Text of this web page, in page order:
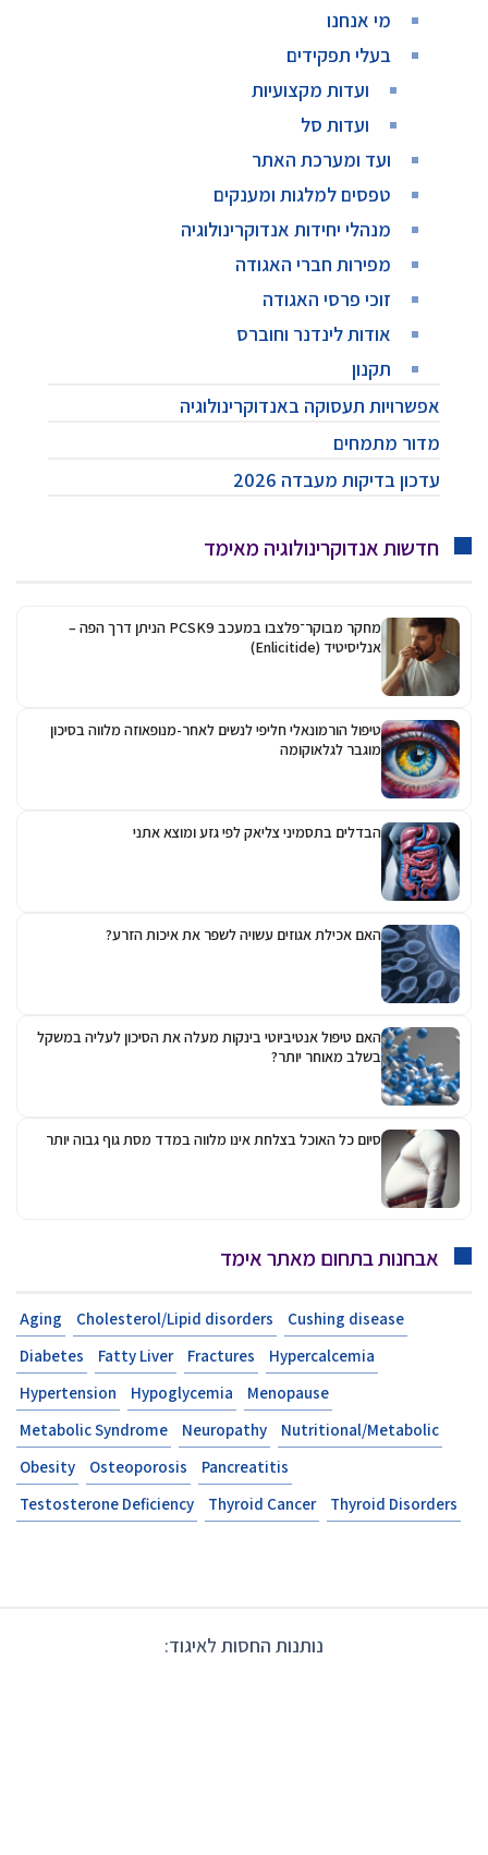
מי אנחנו
בעלי תפקידים
ועדות מקצועיות
ועדות סל
ועד ומערכת האתר
טפסים למלגות ומענקים
מנהלי יחידות אנדוקרינולוגיה
מפירות חברי האגודה
זוכי פרסי האגודה
אודות לינדנר וחוברס
תקנון
אפשרויות תעסוקה באנדוקרינולוגיה
מדור מתמחים
עדכון בדיקות מעבדה 2026
חדשות אנדוקרינולוגיה מאימד
מחקר מבוקר־פלצבו במעכב PCSK9 הניתן דרך הפה –
אנליסיטיד (Enlicitide)
טיפול הורמונאלי חליפי לנשים לאחר-מנופאוזה מלווה בסיכון
מוגבר לגלאוקומה
הבדלים בתסמיני צליאק לפי גזע ומוצא אתני
האם אכילת אגוזים עשויה לשפר את איכות הזרע?
האם טיפול אנטיביוטי בינקות מעלה את הסיכון לעליה במשקל
בשלב מאוחר יותר?
סיום כל האוכל בצלחת אינו מלווה במדד מסת גוף גבוה יותר
אבחנות בתחום מאתר אימד
Aging Cholesterol/Lipid disorders
Cushing disease
Diabetes
Fatty Liver Fractures
Hypercalcemia
Hypertension
Hypoglycemia
Menopause
Metabolic Syndrome
Neuropathy
Nutritional/Metabolic
Obesity
Osteoporosis
Pancreatitis
Testosterone Deficiency
Thyroid Cancer Thyroid Disorders
נותנות החסות לאיגוד: